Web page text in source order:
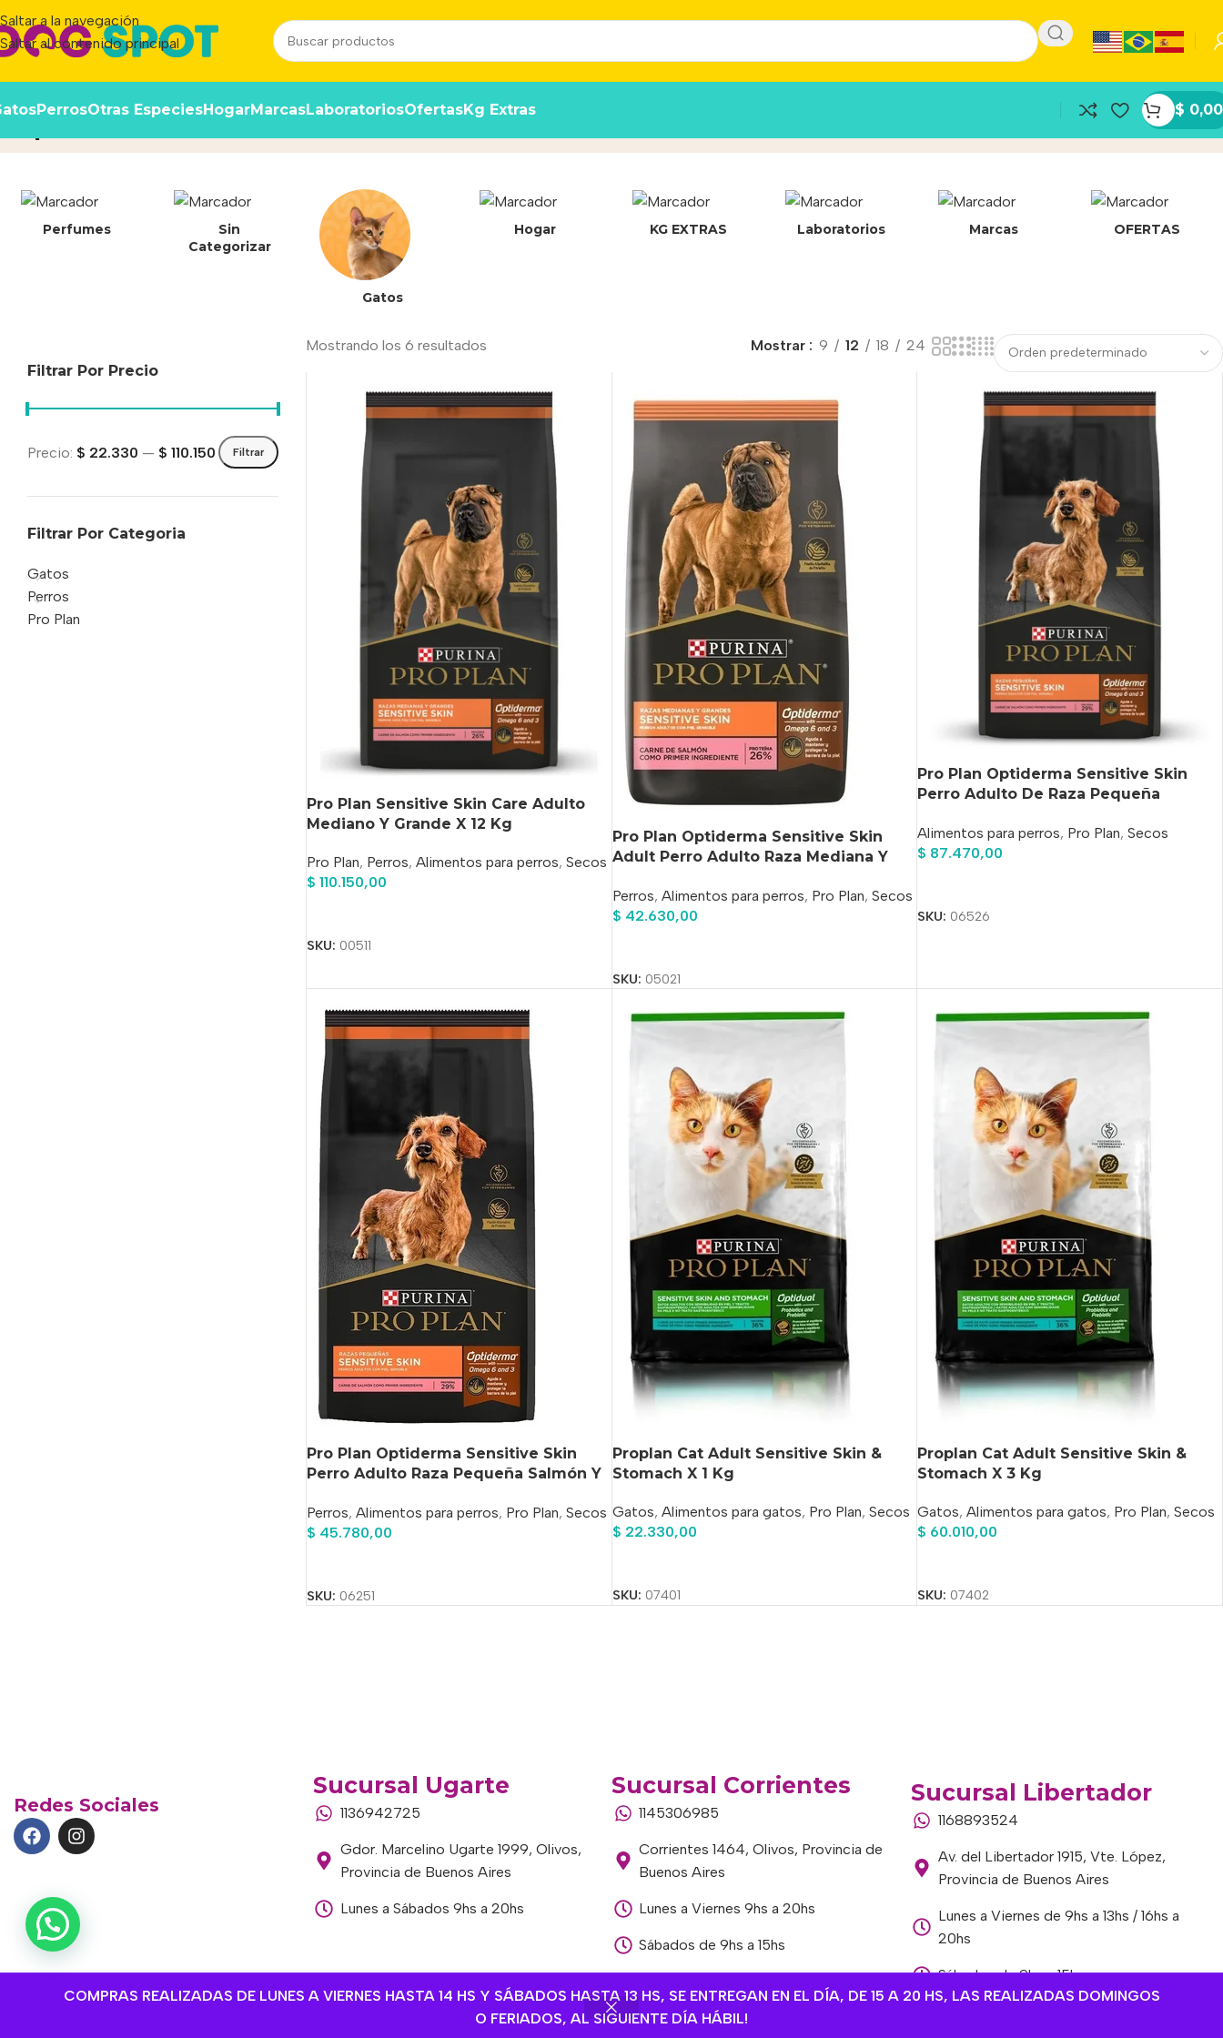
COMPRAS REALIZADAS DE LUNES A VIERNES HASTA 14 HS Y SÁBADOS HASTA 13 HS, SE ENTREGAN EN EL DÍA, DE 15 A 20 HS, LAS REALIZADAS DOMINGOS
O FERIADOS, AL SIGUIENTE DÍA HÁBIL!
Saltar a la navegación
Saltar al contenido principal
PerrosOtras EspeciesHogarMarcasLaboratoriosOfertasKg Extras $ 0,00
Perfumes
Sin
Categorizar
Gatos
Hogar KG EXTRAS Laboratorios Marcas OFERTAS
Filtrar Por Precio
Filtrar
Precio: $ 22.330 — $ 110.150
Filtrar Por Categoria
Gatos
Perros
Pro Plan
Mostrando los 6 resultados Mostrar 9 12 18 24
Pro Plan Sensitive Skin Care Adulto
Mediano Y Grande X 12 Kg
Pro Plan, Perros, Alimentos para perros, Secos
$ 110.150,00
SKU: 00511
Pro Plan Optiderma Sensitive Skin
Adult Perro Adulto Raza Mediana Y
Perros, Alimentos para perros, Pro Plan, Secos
$ 42.630,00
SKU: 05021
Pro Plan Optiderma Sensitive Skin
Perro Adulto De Raza Pequeña
Alimentos para perros, Pro Plan, Secos
$ 87.470,00
SKU: 06526
Pro Plan Optiderma Sensitive Skin
Perro Adulto Raza Pequeña Salmón Y
Perros, Alimentos para perros, Pro Plan, Secos
$ 45.780,00
SKU: 06251
Proplan Cat Adult Sensitive Skin &
Stomach X 1 Kg
Gatos, Alimentos para gatos, Pro Plan, Secos
$ 22.330,00
SKU: 07401
Proplan Cat Adult Sensitive Skin &
Stomach X 3 Kg
Gatos, Alimentos para gatos, Pro Plan, Secos
$ 60.010,00
SKU: 07402
Redes Sociales
Sucursal Ugarte
1136942725
Gdor. Marcelino Ugarte 1999, Olivos,
Provincia de Buenos Aires
Lunes a Sábados 9hs a 20hs
Sucursal Corrientes
1145306985
Corrientes 1464, Olivos, Provincia de
Buenos Aires
Lunes a Viernes 9hs a 20hs
Sábados de 9hs a 15hs
Sucursal Libertador
1168893524
Av. del Libertador 1915, Vte. López,
Provincia de Buenos Aires
Lunes a Viernes de 9hs a 13hs / 16hs a
20hs
Sábados de 9hs a 15hs